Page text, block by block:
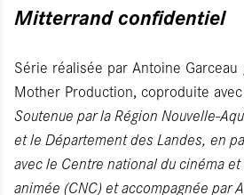
Mitterrand confidentiel
Série réalisée par Antoine
Mother Production, coproduite
Soutenue par la Région Nouvelle-
et le Département des Landes, en
avec le Centre national du cinéma et
animée (CNC) et accompagnée par